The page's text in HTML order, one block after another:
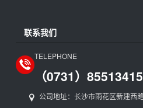
联系我们
TELEPHONE
（0731）85513415
公司地址：长沙市雨花区新建西